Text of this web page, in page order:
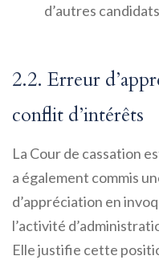
d’autres
2.2. Erreur
conflit d’intérêts
La Cour de cassation
a également commis
d’appréciation en
l’activité
Elle justifie cette